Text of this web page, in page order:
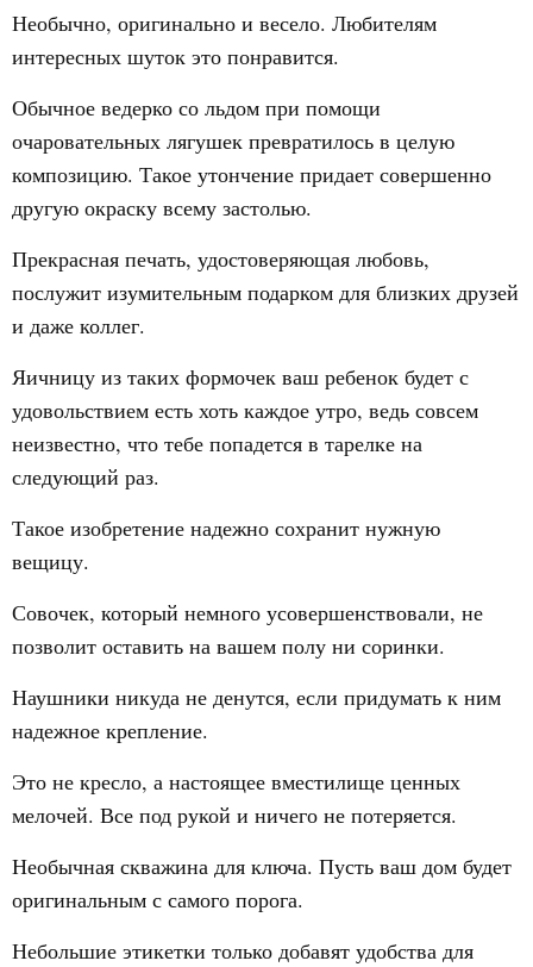
Необычно, оригинально и весело. Любителям
интересных шуток это понравится.
Обычное ведерко со льдом при помощи
очаровательных лягушек превратилось в целую
композицию. Такое утончение придает совершенно
другую окраску всему застолью.
Прекрасная печать, удостоверяющая любовь,
послужит изумительным подарком для близких друзей
и даже коллег.
Яичницу из таких формочек ваш ребенок будет с
удовольствием есть хоть каждое утро, ведь совсем
неизвестно, что тебе попадется в тарелке на
следующий раз.
Такое изобретение надежно сохранит нужную
вещицу.
Совочек, который немного усовершенствовали, не
позволит оставить на вашем полу ни соринки.
Наушники никуда не денутся, если придумать к ним
надежное крепление.
Это не кресло, а настоящее вместилище ценных
мелочей. Все под рукой и ничего не потеряется.
Необычная скважина для ключа. Пусть ваш дом будет
оригинальным с самого порога.
Небольшие этикетки только добавят удобства для